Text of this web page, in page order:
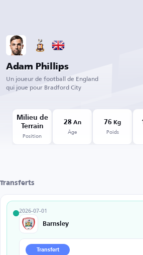
Adam Phillips
Un joueur de football de England
qui joue pour Bradford City
Milieu de
Terrain
Position
28An
Âge
76 Kg
Poids
Transferts
2026-07-01
Barnsley
Transfert